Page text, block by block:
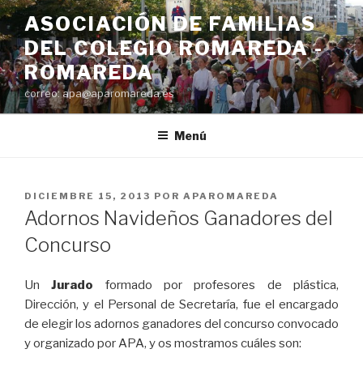
Saltar
al
contenido
ASOCIACIÓN DE FAMILIAS
DEL COLEGIO ROMAREDA -
ROMAREDA
correo: apa@aparomareda.es
Menú
PUBLICADO
EL
DICIEMBRE 15, 2013 POR APAROMAREDA
Adornos Navideños Ganadores del
Concurso
UnJurado formado por profesores de plástica,
Dirección, y el Personal de Secretaría, fue el encargado
de elegir los adornos ganadores del concurso convocado
y organizado por APA, y os mostramos cuáles son: